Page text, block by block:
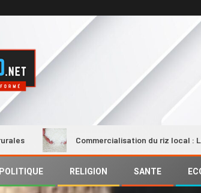
Commercialisation du riz local : Le
POLITIQUE RELIGION SANTE